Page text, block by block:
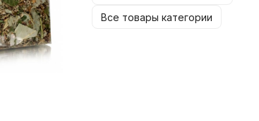
Все товары категории